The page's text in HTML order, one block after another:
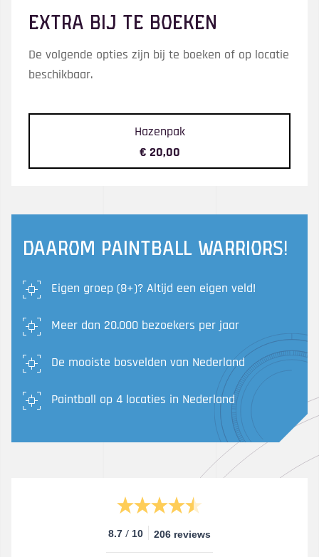
Extra bij te boeken
De volgende opties zijn bij te boeken of op locatie
beschikbaar.
Hazenpak
€ 20,00
Daarom Paintball Warriors!
Eigen groep (8+)? Altijd een eigen veld!
Meer dan 20.000 bezoekers per jaar
De mooiste bosvelden van Nederland
Paintball op 4 locaties in Nederland
8.7 / 10 206 reviews